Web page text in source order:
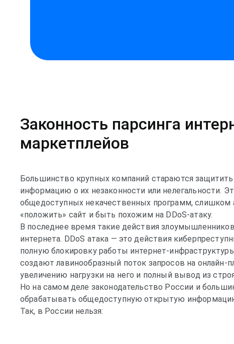
Законность парсинга
маркетплейов
Большинство крупных компаний стараются
информацию о их незаконности или нелегальности.
общедоступных некачественных программ, слишком
«положить» сайт и быть похожим на DDоS-атаку.
В последнее время такие действия
интернета. DDoS атака — это действия
полную блокировку работы интернет-
создают лавинообразный поток запросов на онлайн-
увеличению нагрузки на него и полный вывод из
Но на самом деле законодательство России и
обрабатывать общедоступную открытую
Так, в России нельзя: